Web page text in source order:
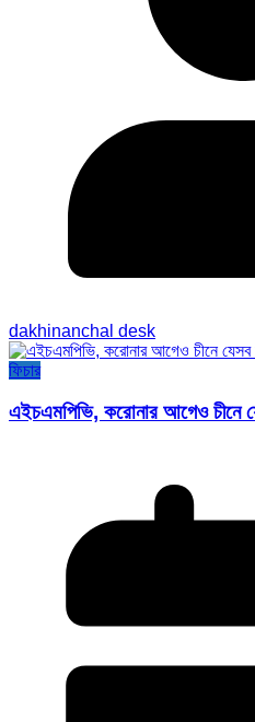
dakhinanchal desk
ফিচার
এইচএমপিভি, করোনার আগেও চীনে